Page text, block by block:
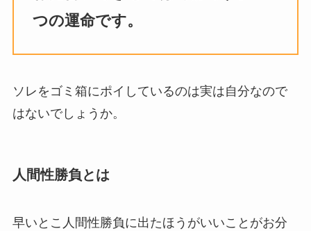
つの運命です。
ソレをゴミ箱にポイしているのは実は自分なので
はないでしょうか。
人間性勝負とは
早いとこ人間性勝負に出たほうがいいことがお分